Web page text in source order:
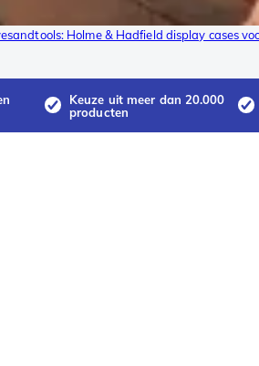
Holme & Hadfield display cases
Keuze uit meer dan 20.000
producten